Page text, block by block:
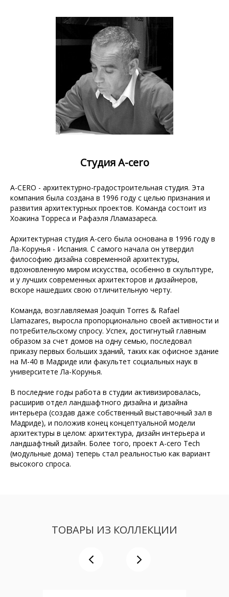
Студия A-cero
A-CERO - архитектурно-градостроительная студия. Эта
компания была создана в 1996 году с целью признания и
развития архитектурных проектов. Команда состоит из
Хоакина Торреса и Рафаэля Лламазареса.
Архитектурная студия A-cero была основана в 1996 году в
Ла-Корунья - Испания. С самого начала он утвердил
философию дизайна современной архитектуры,
вдохновленную миром искусства, особенно в скульптуре,
и у лучших современных архитекторов и дизайнеров,
вскоре нашедших свою отличительную черту.
Команда, возглавляемая Joaquin Torres & Rafael
Llamazares, выросла пропорционально своей активности и
потребительскому спросу. Успех, достигнутый главным
образом за счет домов на одну семью, последовал
приказу первых больших зданий, таких как офисное здание
на М-40 в Мадриде или факультет социальных наук в
университете Ла-Корунья.
В последние годы работа в студии активизировалась,
расширив отдел ландшафтного дизайна и дизайна
интерьера (создав даже собственный выставочный зал в
Мадриде), и положив конец концептуальной модели
архитектуры в целом: архитектура, дизайн интерьера и
ландшафтный дизайн. Более того, проект A-cero Tech
(модульные дома) теперь стал реальностью как вариант
высокого спроса.
ТОВАРЫ ИЗ КОЛЛЕКЦИИ